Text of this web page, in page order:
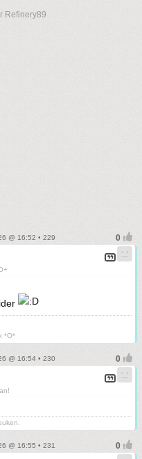
Refinery89
@ 16:52 • 229
*O*
@ 16:54 • 230
@ 16:55 • 231